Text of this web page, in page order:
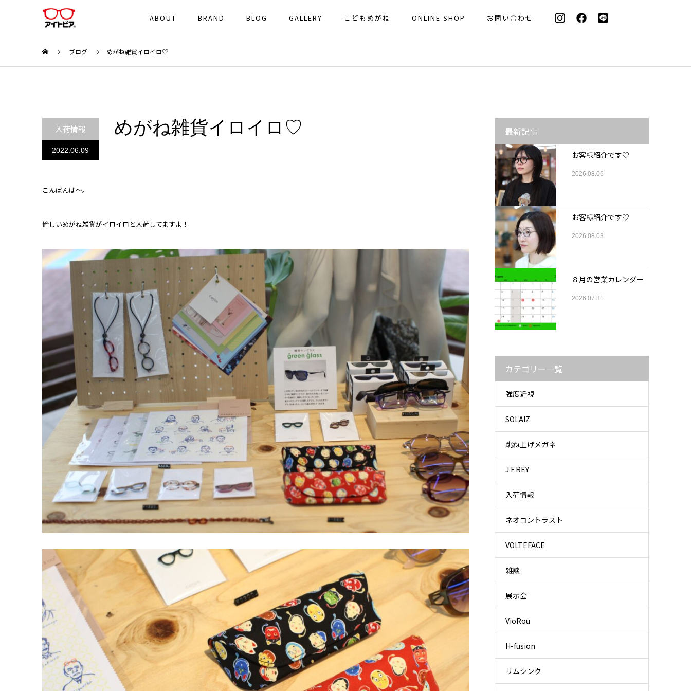
ABOUT BRAND BLOG GALLERY こどもめがね ONLINE SHOP お問い合わせ
ブログ めがね雑貨イロイロ♡
入荷情報
2022.06.09
めがね雑貨イロイロ♡
こんばんは～。
愉しいめがね雑貨がイロイロと入荷してますよ！
最新記事
お客様紹介です♡
2026.08.06
お客様紹介です♡
2026.08.03
８月の営業カレンダー
2026.07.31
カテゴリー一覧
強度近視
SOLAIZ
跳ね上げメガネ
J.F.REY
入荷情報
ネオコントラスト
VOLTEFACE
雑談
展示会
VioRou
H-fusion
リムシンク